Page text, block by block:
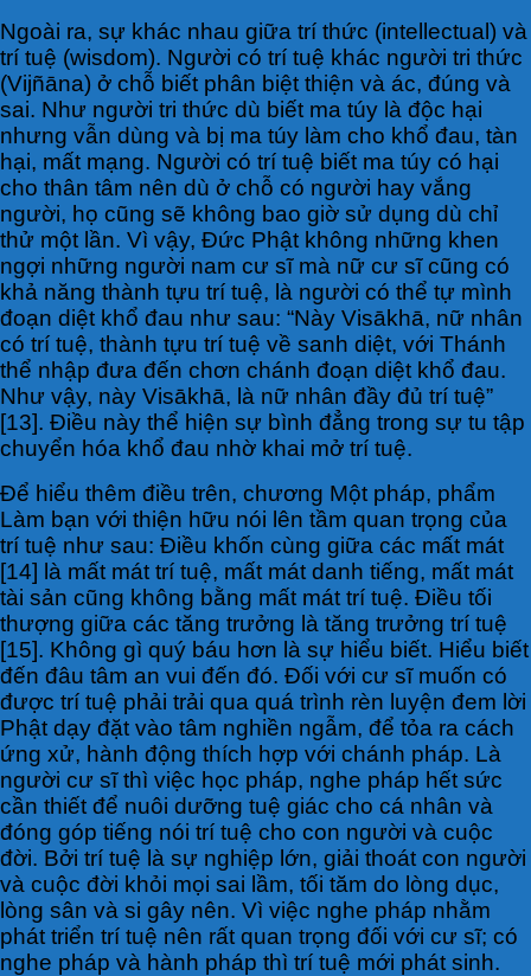
Ngoài ra, sự khác nhau giữa trí thức (intellectual) và
trí tuệ (wisdom). Người có trí tuệ khác người tri thức
(Vijñāna) ở chỗ biết phân biệt thiện và ác, đúng và
sai. Như người tri thức dù biết ma túy là độc hại
nhưng vẫn dùng và bị ma túy làm cho khổ đau, tàn
hại, mất mạng. Người có trí tuệ biết ma túy có hại
cho thân tâm nên dù ở chỗ có người hay vắng
người, họ cũng sẽ không bao giờ sử dụng dù chỉ
thử một lần. Vì vậy, Đức Phật không những khen
ngợi những người nam cư sĩ mà nữ cư sĩ cũng có
khả năng thành tựu trí tuệ, là người có thể tự mình
đoạn diệt khổ đau như sau: “Này Visākhā, nữ nhân
có trí tuệ, thành tựu trí tuệ về sanh diệt, với Thánh
thể nhập đưa đến chơn chánh đoạn diệt khổ đau.
Như vậy, này Visākhā, là nữ nhân đầy đủ trí tuệ”
[13]. Điều này thể hiện sự bình đẳng trong sự tu tập
chuyển hóa khổ đau nhờ khai mở trí tuệ.
Để hiểu thêm điều trên, chương Một pháp, phẩm
Làm bạn với thiện hữu nói lên tầm quan trọng của
trí tuệ như sau: Điều khốn cùng giữa các mất mát
[14] là mất mát trí tuệ, mất mát danh tiếng, mất mát
tài sản cũng không bằng mất mát trí tuệ. Điều tối
thượng giữa các tăng trưởng là tăng trưởng trí tuệ
[15]. Không gì quý báu hơn là sự hiểu biết. Hiểu biết
đến đâu tâm an vui đến đó. Đối với cư sĩ muốn có
được trí tuệ phải trải qua quá trình rèn luyện đem lời
Phật dạy đặt vào tâm nghiền ngẫm, để tỏa ra cách
ứng xử, hành động thích hợp với chánh pháp. Là
người cư sĩ thì việc học pháp, nghe pháp hết sức
cần thiết để nuôi dưỡng tuệ giác cho cá nhân và
đóng góp tiếng nói trí tuệ cho con người và cuộc
đời. Bởi trí tuệ là sự nghiệp lớn, giải thoát con người
và cuộc đời khỏi mọi sai lầm, tối tăm do lòng dục,
lòng sân và si gây nên. Vì việc nghe pháp nhằm
phát triển trí tuệ nên rất quan trọng đối với cư sĩ; có
nghe pháp và hành pháp thì trí tuệ mới phát sinh.